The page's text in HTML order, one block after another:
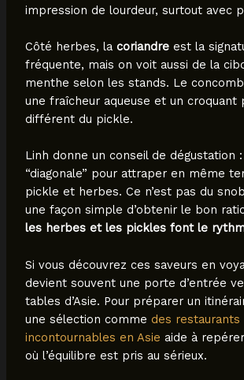
impression de lourdeur, surtout avec
Côté herbes, la coriandreest la
fréquente, mais on voit aussi de la
menthe selon les stands. Le
une fraîcheur aqueuse et un croquant
différent du pickle.
Linh donne un conseil de dégustation
“diagonale” pour attraper en même
pickle et herbes. Ce n’est pas du
une façon simple d’obtenir le bon
les herbes et les pickles font le
Si vous découvrez ces saveurs en
devient souvent une porte d’entrée
tables d’Asie. Pour préparer un
une sélection comme des restaurants
incontournables en Asie aide à
où l’équilibre est pris au sérieux.